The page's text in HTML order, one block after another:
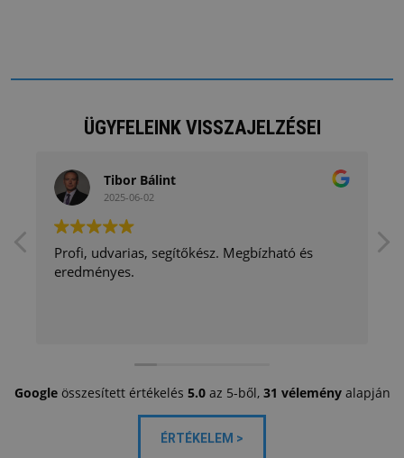
ÜGYFELEINK VISSZAJELZÉSEI
Tibor Bálint
2025-06-02
Profi, udvarias, segítőkész. Megbízható és
eredményes.
Googleösszesített értékelés 5.0az 5-ből, 31 véleményalapján
ÉRTÉKELEM >